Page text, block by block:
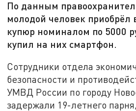
По данным
молодой человек приобрёл
купюр номиналом по 5000
купил на них смартфон.
Сотрудники отдела
безопасности и
УМВД России по городу
задержали 19-летнего